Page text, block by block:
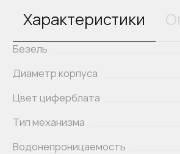
Характеристики
Безель
Диаметр корпуса
Цвет циферблата
Тип механизма
Водонепроницаемость